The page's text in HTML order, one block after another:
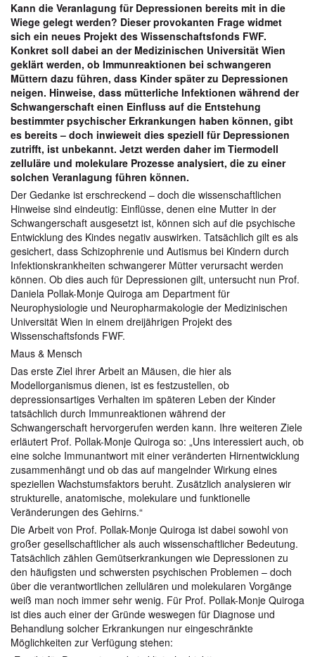
Kann die Veranlagung für Depressionen bereits mit in die
Wiege gelegt werden? Dieser provokanten Frage widmet
sich ein neues Projekt des Wissenschaftsfonds FWF.
Konkret soll dabei an der Medizinischen Universität Wien
geklärt werden, ob Immunreaktionen bei schwangeren
Müttern dazu führen, dass Kinder später zu Depressionen
neigen. Hinweise, dass mütterliche Infektionen während der
Schwangerschaft einen Einfluss auf die Entstehung
bestimmter psychischer Erkrankungen haben können, gibt
es bereits – doch inwieweit dies speziell für Depressionen
zutrifft, ist unbekannt. Jetzt werden daher im Tiermodell
zelluläre und molekulare Prozesse analysiert, die zu einer
solchen Veranlagung führen können.
Der Gedanke ist erschreckend – doch die wissenschaftlichen
Hinweise sind eindeutig: Einflüsse, denen eine Mutter in der
Schwangerschaft ausgesetzt ist, können sich auf die psychische
Entwicklung des Kindes negativ auswirken. Tatsächlich gilt es als
gesichert, dass Schizophrenie und Autismus bei Kindern durch
Infektionskrankheiten schwangerer Mütter verursacht werden
können. Ob dies auch für Depressionen gilt, untersucht nun Prof.
Daniela Pollak-Monje Quiroga am Department für
Neurophysiologie und Neuropharmakologie der Medizinischen
Universität Wien in einem dreijährigen Projekt des
Wissenschaftsfonds FWF.
Maus & Mensch
Das erste Ziel ihrer Arbeit an Mäusen, die hier als
Modellorganismus dienen, ist es festzustellen, ob
depressionsartiges Verhalten im späteren Leben der Kinder
tatsächlich durch Immunreaktionen während der
Schwangerschaft hervorgerufen werden kann. Ihre weiteren Ziele
erläutert Prof. Pollak-Monje Quiroga so: „Uns interessiert auch, ob
eine solche Immunantwort mit einer veränderten Hirnentwicklung
zusammenhängt und ob das auf mangelnder Wirkung eines
speziellen Wachstumsfaktors beruht. Zusätzlich analysieren wir
strukturelle, anatomische, molekulare und funktionelle
Veränderungen des Gehirns.“
Die Arbeit von Prof. Pollak-Monje Quiroga ist dabei sowohl von
großer gesellschaftlicher als auch wissenschaftlicher Bedeutung.
Tatsächlich zählen Gemütserkrankungen wie Depressionen zu
den häufigsten und schwersten psychischen Problemen – doch
über die verantwortlichen zellulären und molekularen Vorgänge
weiß man noch immer sehr wenig. Für Prof. Pollak-Monje Quiroga
ist dies auch einer der Gründe weswegen für Diagnose und
Behandlung solcher Erkrankungen nur eingeschränkte
Möglichkeiten zur Verfügung stehen: